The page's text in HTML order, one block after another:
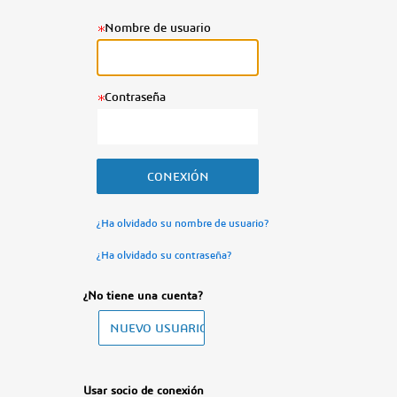
Nombre de usuario
Contraseña
¿Ha olvidado su nombre de usuario?
¿Ha olvidado su contraseña?
¿No tiene una cuenta?
Usar socio de conexión